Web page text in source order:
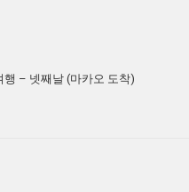
행 – 넷째날 (마카오 도착)